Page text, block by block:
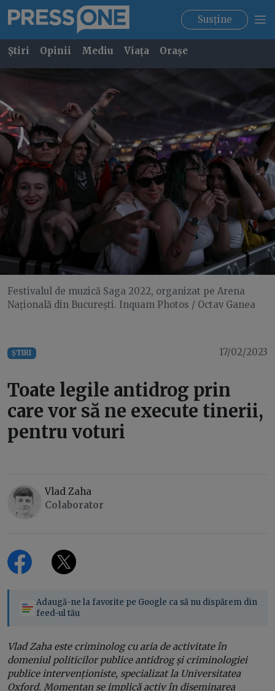
Susține
Știri Opinii Mediu Viața Orașe
Festivalul de muzică Saga 2022, organizat pe Arena
Națională din București. Inquam Photos / Octav Ganea
ȘTIRI 17/02/2023
Toate legile antidrog prin
care vor să ne execute tinerii,
pentru voturi
Vlad Zaha
Colaborator
Adaugă-ne la favorite pe Google ca să nu dispărem din
feed-ul tău
Vlad Zaha este criminolog cu aria de activitate în
domeniul politicilor publice antidrog și criminologiei
publice intervenționiste, specializat la Universitatea
Oxford. Momentan se implică activ în diseminarea